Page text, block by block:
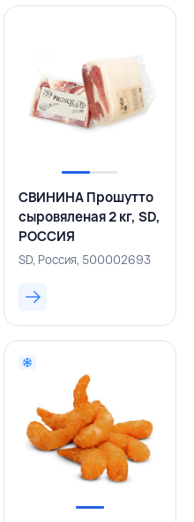
СВИНИНА Прошутто
сыровяленая 2 кг, SD,
РОССИЯ
SD, Россия, 500002693